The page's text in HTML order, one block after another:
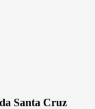
Santa Cruz